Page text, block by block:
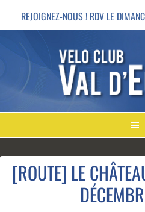
REJOIGNEZ-NOUS ! RDV LE
[ROUTE] LE